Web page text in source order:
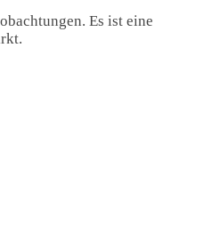
Es ist eine